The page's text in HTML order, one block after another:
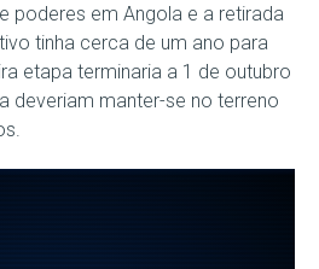
poderes em Angola e a retirada
tinha cerca de um ano para
etapa terminaria a 1 de outubro
deveriam manter-se no terreno